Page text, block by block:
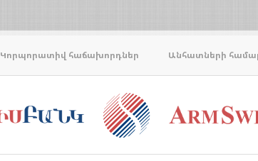
Կորպորատիվ հաճախորդներ Անհատների